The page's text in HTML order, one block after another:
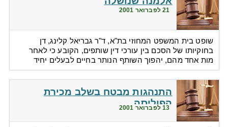
21 לפברואר 2001
שופט בית המשפט המחוזי בת"א, ד"ר גבריאל קלינג, דן
בחוקיותו של הסכם בין עורכי דין שותפים, הקובע כי לאחר
מות אחד מהם, יהפוך השותף הנותר בחיים לבעלים יחיד
התנהגות מבטח בשלב מכירת
הפוליסה
13 לפברואר 2001